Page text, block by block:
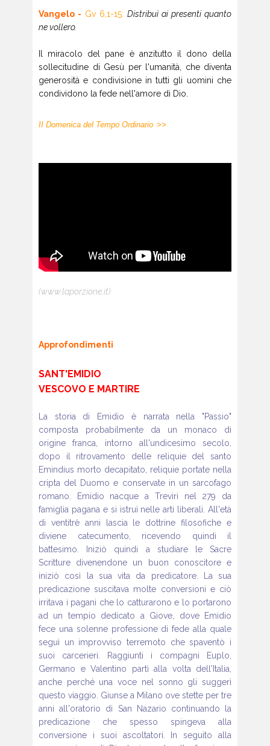
Vangelo - Gv 6,1-15: Distribuì ai presenti quanto
ne vollero.
Il miracolo del pane è anzitutto il dono della
sollecitudine di Gesù per l'umanità, che diventa
generosità e condivisione in tutti gli uomini che
condividono la fede nell'amore di Dio.
<< XVII Domenica del Tempo Ordinario >>
(www.laporzione.it)
Approfondimenti
SANT'EMIDIO
VESCOVO E MARTIRE
La storia di Emidio è narrata nella "Passio"
composta probabilmente da un monaco di
origine franca, intorno all'undicesimo secolo,
dopo il ritrovamento delle reliquie del santo
Emindius morto decapitato, reliquie portate nella
cripta del Duomo e conservatein un sarcofago
romano. Emidio nacque a Treviri nel 279 da
famiglia pagana e si istruì nelle arti liberali. All'età
di ventitrè anni lascia le dottrine filosofiche e
diviene catecumento,
ricevendo quindi il
battesimo. Iniziò quindi a studiare le Sacre
Scritture divenendone un buon conoscitore e
iniziò così la sua vita da predicatore. La sua
predicazione suscitava molte conversioni e ciò
irritava i pagani che lo catturarono e lo portarono
ad un tempio dedicato a Giove, dove Emidio
fece una solenne professione di fede alla quale
seguì un improvviso terremoto che spaventò i
suoi carcerieri.
Raggiunti i compagni Euplo,
Germano e Valentino partì alla volta dell'Italia,
anche perché una voce nel sonno gli suggerì
questo viaggio. Giunse a Milano ove stette per tre
anni all'oratorio di San Nazario continuando la
predicazione che spesso spingeva alla
conversione i suoi ascoltatori. In seguito alla